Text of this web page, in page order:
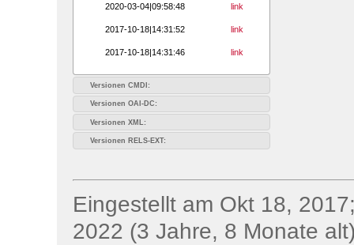
2020-03-04|09:58:48 link
2017-10-18|14:31:52 link
2017-10-18|14:31:46 link
Versionen CMDI:
Versionen OAI-DC:
Versionen XML:
Versionen RELS-EXT:
Eingestellt am Okt 18,
2022 (3 Jahre, 8 Monate